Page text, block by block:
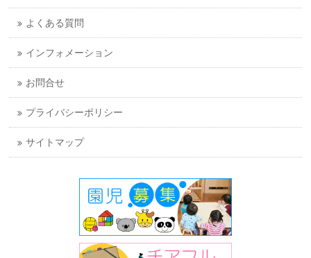
よくある質問
インフォメーション
お問合せ
プライバシーポリシー
サイトマップ